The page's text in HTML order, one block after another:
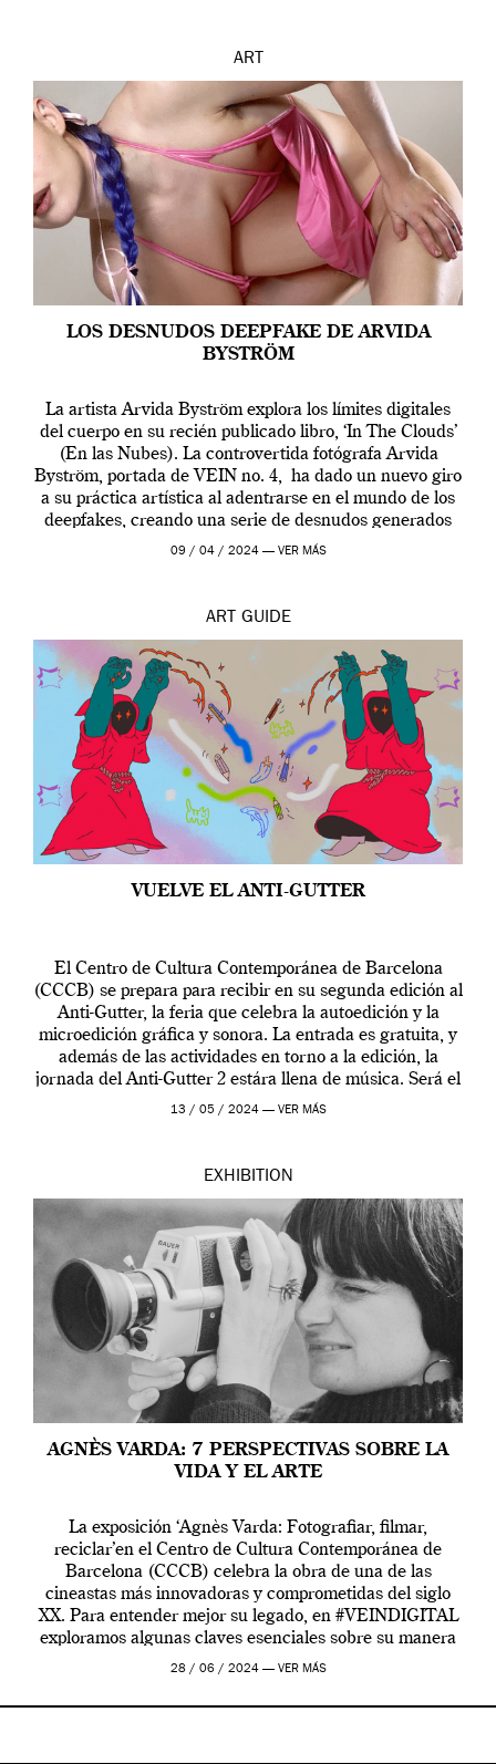
ART
LOS DESNUDOS DEEPFAKE DE ARVIDA
BYSTRÖM
La artista Arvida Byström explora los límites digitales
del cuerpo en su recién publicado libro, ‘In The Clouds’
(En las Nubes). La controvertida fotógrafa Arvida
Byström, portada de VEIN no. 4, ha dado un nuevo giro
a su práctica artística al adentrarse en el mundo de los
deepfakes, creando una serie de desnudos generados
por […]
09 / 04 / 2024 — VER MÁS
ART GUIDE
VUELVE EL ANTI-GUTTER
El Centro de Cultura Contemporánea de Barcelona
(CCCB) se prepara para recibir en su segunda edición al
Anti-Gutter, la feria que celebra la autoedición y la
microedición gráfica y sonora. La entrada es gratuita, y
además de las actividades en torno a la edición, la
jornada del Anti-Gutter 2 estára llena de música. Será el
[…]
13 / 05 / 2024 — VER MÁS
EXHIBITION
AGNÈS VARDA: 7 PERSPECTIVAS SOBRE LA
VIDA Y EL ARTE
La exposición ‘Agnès Varda: Fotografiar, filmar,
reciclar’en el Centro de Cultura Contemporánea de
Barcelona (CCCB) celebra la obra de una de las
cineastas más innovadoras y comprometidas del siglo
XX. Para entender mejor su legado, en #VEINDIGITAL
exploramos algunas claves esenciales sobre su manera
de entender la vida, el cine y el arte contemporáneo.
28 / 06 / 2024 — VER MÁS